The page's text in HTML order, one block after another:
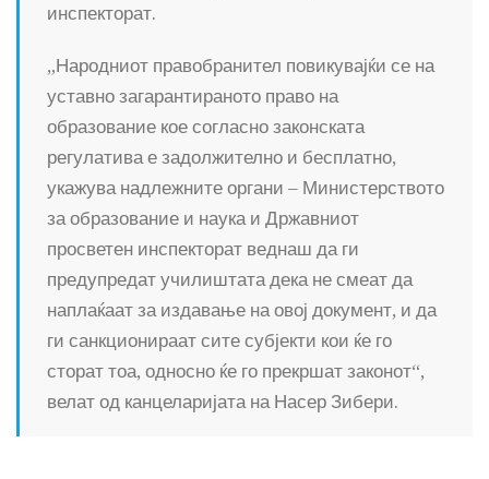
инспекторат.
„Народниот правобранител повикувајќи се на
уставно загарантираното право на
образование кое согласно законската
регулатива е задолжително и бесплатно,
укажува надлежните органи – Министерството
за образование и наука и Државниот
просветен инспекторат веднаш да ги
предупредат училиштата дека не смеат да
наплаќаат за издавање на овој документ, и да
ги санкционираат сите субјекти кои ќе го
сторат тоа, односно ќе го прекршат законот“,
велат од канцеларијата на Насер Зибери.